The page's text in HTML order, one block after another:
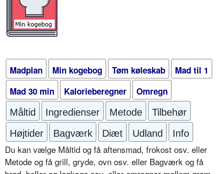
Madplan Min kogebog Tøm køleskab
Mad til 1
Mad 30 min
Kalorieberegner Omregn
Måltid Ingredienser Metode
Tilbehør
Højtider
Bagværk Diæt Udland Info
Du kan vælge Måltid og få aftensmad, frokost osv. eller
Metode og få grill, gryde, ovn osv. eller Bagværk og få